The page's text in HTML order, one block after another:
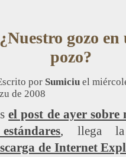
¿Nuestro gozo en
pozo?
por Sumiciu el
de 2008
el post de ayer sobre
, llega la
de Internet